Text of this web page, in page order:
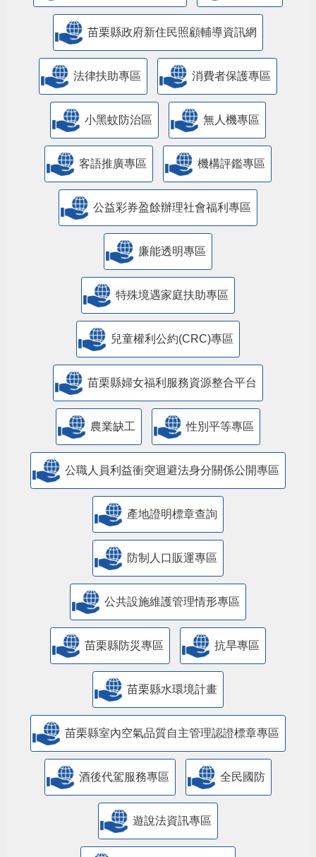
苗栗縣政府新住民照顧輔導資訊網
法律扶助專區 消費者保護專區
小黑蚊防治區 無人機專區
客語推廣專區 機構評鑑專區
公益彩券盈餘辦理社會福利專區
廉能透明專區
特殊境遇家庭扶助專區
兒童權利公約(CRC)專區
苗栗縣婦女福利服務資源整合平台
農業缺工 性別平等專區
公職人員利益衝突迴避法身分關係公開專區
產地證明標章查詢
防制人口販運專區
​公共設施維護管理情形專區
苗栗縣防災專區 抗旱專區
苗栗縣水環境計畫
苗栗縣室內空氣品質自主管理認證標章專區
酒後代駕服務專區 全民國防
遊說法資訊專區